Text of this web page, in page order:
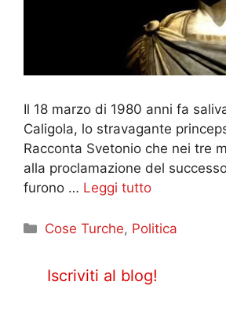
Il 18 marzo di 1980 anni fa
Caligola, lo stravagante
Racconta Svetonio che nei tre
alla proclamazione del
furono … Leggi tutto
Categorie
Cose Turche, Politica
Iscriviti al blog!